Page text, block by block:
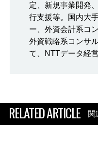
定、新規事業開発
行支援等。国内大
ー、外資会計系コ
外資戦略系コンサ
て、NTTデータ経
RELATED ARTICLE 関